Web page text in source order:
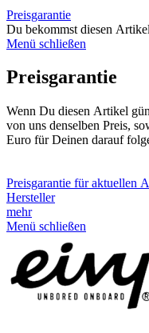
Preisgarantie
Du bekommst diesen
Menü schließen
Preisgarantie
Wenn Du diesen Artikel
von uns denselben Preis,
Euro für Deinen darauf
Preisgarantie für aktuellen
Hersteller
mehr
Menü schließen